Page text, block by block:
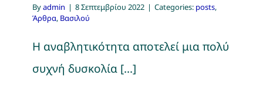
Byadmin | 8 Σεπτεμβρίου 2022 | Categories: posts,
Άρθρα, Βασιλού
Η αναβλητικότητα αποτελεί μια πολύ
συχνή δυσκολία [...]